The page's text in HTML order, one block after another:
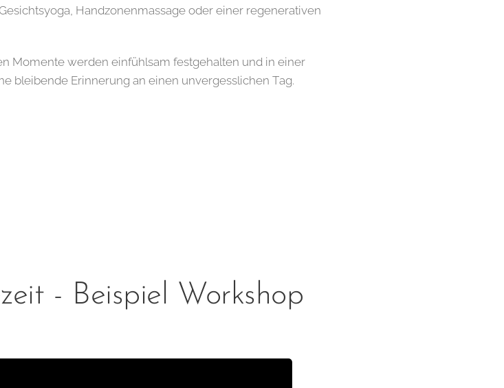
Handzonenmassage oder einer regenerativen
Momente werden einfühlsam festgehalten und in einer
bleibende Erinnerung an einen unvergesslichen Tag.
- Beispiel Workshop